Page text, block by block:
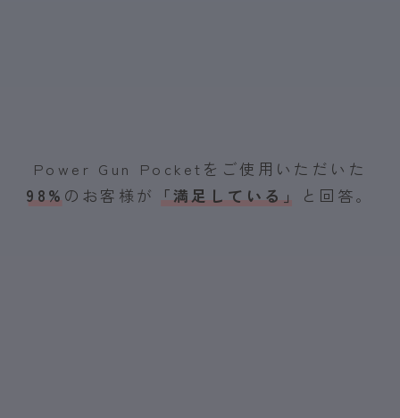
Power Gun Pocketをご使用いただいた
98% のお客様が 「満足している」 と回答。